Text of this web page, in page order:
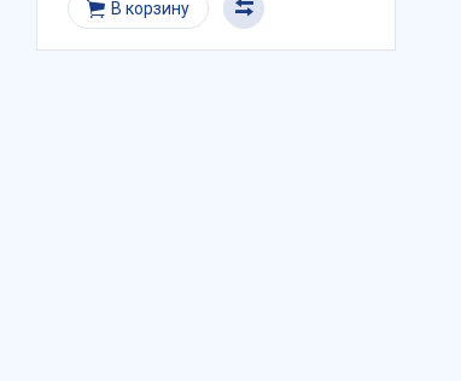
В корзину